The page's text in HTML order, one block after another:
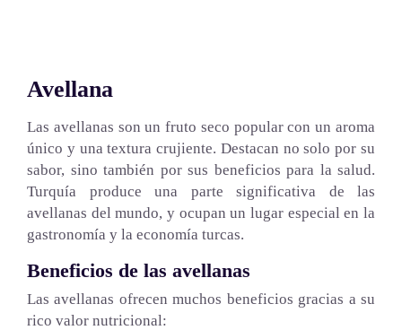
Avellana
Las avellanas son un fruto seco popular con un aroma
único y una textura crujiente. Destacan no solo por su
sabor, sino también por sus beneficios para la salud.
Turquía produce una parte significativa de las
avellanas del mundo, y ocupan un lugar especial en la
gastronomía y la economía turcas.
Beneficios de las avellanas
Las avellanas ofrecen muchos beneficios gracias a su
rico valor nutricional: